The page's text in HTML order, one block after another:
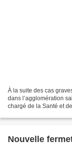
À la suite des cas
dans l’agglomération
chargé de la Santé et
Nouvelle